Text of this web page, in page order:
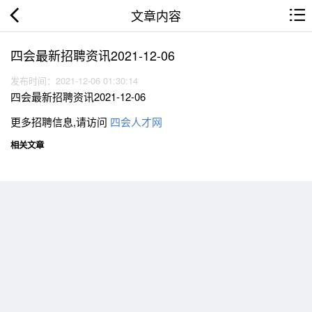
文章内容
四会最新招聘资讯2021-12-06
发布时间：2021-12-06 01:30:14
四会最新招聘资讯2021-12-06
更多招聘信息,请访问 四会人才网
相关文章